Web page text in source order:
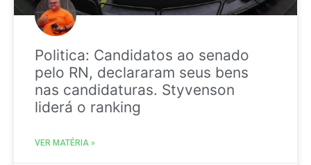
Politica: Candidatos ao senado
pelo RN, declararam seus bens
nas candidaturas. Styvenson
liderá o ranking
VER MATÉRIA »